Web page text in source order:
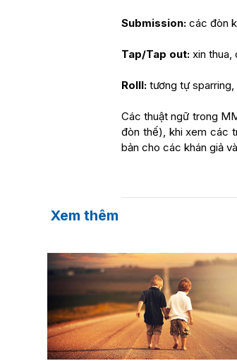
Submission: các đòn
Tap/Tap out: xin thua,
Rolll: tương tự
Các thuật ngữ trong
đòn thế), khi xem các
bản cho các khán giả
Xem thêm